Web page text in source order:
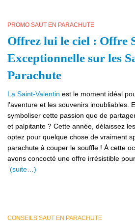
PROMO SAUT EN PARACHUTE
Offrez lui le ciel : Offre
Exceptionnelle sur les
Parachute
La Saint-Valentin est le moment idéal
l’aventure et les souvenirs inoubliables.
symboliser cette passion que de
et palpitante ? Cette année, délaissez
optez pour quelque chose de vraiment
parachute à couper le souffle ! À cette
avons concocté une offre irrésistible
(suite…)
CONSEILS SAUT EN PARACHUTE